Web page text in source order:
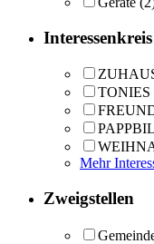
Interessenkreis
TONIES
Mehr
Zweigstellen